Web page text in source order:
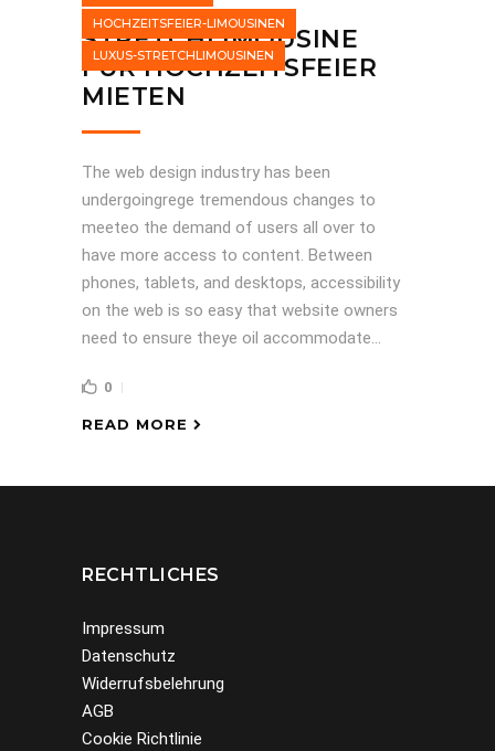
HOCHZEITSFEIER-LIMOUSINEN
LUXUS-STRETCHLIMOUSINEN
STRETCHLIMOUSINE
FÜR HOCHZEITSFEIER
MIETEN
The web design industry has been
undergoingrege tremendous changes to
meeteo the demand of users all over to
have more access to content. Between
phones, tablets, and desktops, accessibility
on the web is so easy that website owners
need to ensure theye oil accommodate...
0
READ MORE
RECHTLICHES
Impressum
Datenschutz
Widerrufsbelehrung
AGB
Cookie Richtlinie